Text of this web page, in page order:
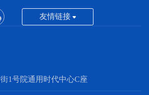
友情链接
1号院通用时代中心C座